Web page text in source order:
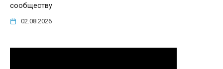
сообществу
02.08.2026